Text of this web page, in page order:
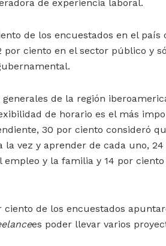
de experiencia laboral.
de los encuestados en el
por ciento en el sector público y
de la región
de horario es el más
30 por ciento consideró
la vez y aprender de cada uno,
y la familia y 14 por
ciento de los encuestados
es poder llevar varios